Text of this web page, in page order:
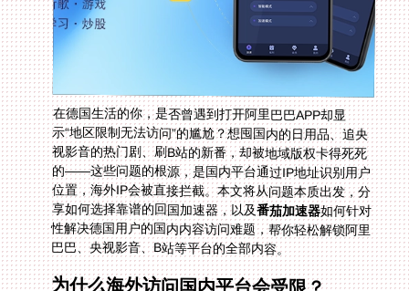
在德国生活的你，是否曾遇到打开阿里巴巴APP却显
示“地区限制无法访问”的尴尬？想囤国内的日用品、追央
视影音的热门剧、刷B站的新番，却被地域版权卡得死死
的——这些问题的根源，是国内平台通过IP地址识别用户
位置，海外IP会被直接拦截。本文将从问题本质出发，分
享如何选择靠谱的回国加速器，以及番茄加速器如何针对
性解决德国用户的国内内容访问难题，帮你轻松解锁阿里
巴巴、央视影音、B站等平台的全部内容。
为什么海外访问国内平台会受限？